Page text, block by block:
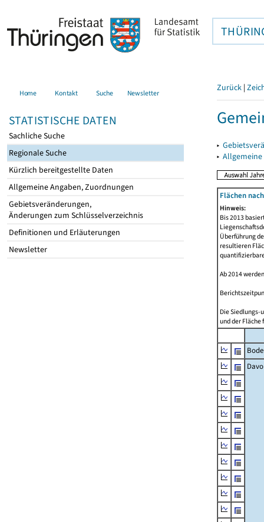
Home Kontakt Suche Newsletter
STATISTISCHE DATEN
Sachliche Suche
Regionale Suche
Kürzlich bereitgestellte Daten
Allgemeine Angaben, Zuordnungen
Gebietsveränderungen,
Änderungen zum Schlüsselverzeichnis
Definitionen und Erläuterungen
Newsletter
Zurück |
▸
▸
Flächen
Hinweis:
Bis 2013
Überführung
resultieren
Ab 2014
Die Siedlungs-
und der Fläche